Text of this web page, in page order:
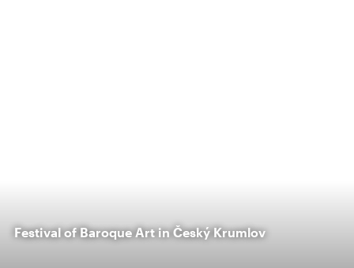
Festival of Baroque Art in Český Krumlov